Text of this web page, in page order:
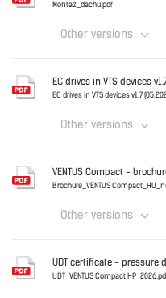
Montaz_dachu.pdf
Other versions
EC drives in VTS devices
EC drives in VTS devices v1.7
Other versions
VENTUS Compact -
Brochure_VENTUS
Other versions
Brochure_VENTUS
UDT certificate - pressure
UDT_VENTUS Compact